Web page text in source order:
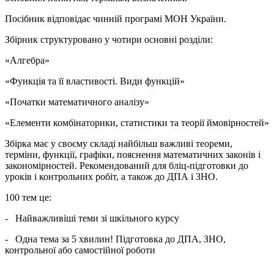
Посібник відповідає чинній програмі МОН України.
Збірник структуровано у чотири основні розділи:
«Алгебра»
«Функція та її властивості. Види функцій»
«Початки математичного аналізу»
«Елементи комбінаторики, статистики та теорії ймовірностей»
Збірка має у своєму складі найбільш важливі теореми,
терміни, функції, графіки, пояснення математичних законів і
закономірностей. Рекомендований для бліц-підготовки до
уроків і контрольних робіт, а також до ДПА і ЗНО.
100 тем це:
- Найважливіші теми зі шкільного курсу
- Одна тема за 5 хвилин! Підготовка до ДПА, ЗНО,
контрольної або самостійної роботи